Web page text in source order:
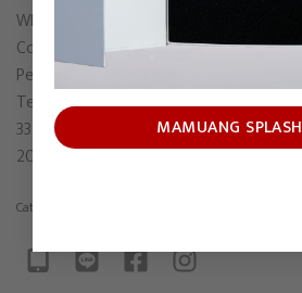
MAMUANG SPLASH
WISUT PONNIMIT
Copic on paper
Pencil on archival broad;
Teak frame with museum glass
33 x 32 cm
2024
Category: